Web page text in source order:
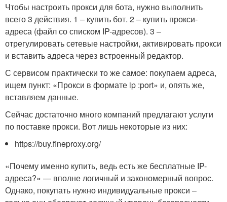
Чтобы настроить прокси для бота, нужно выполнить
всего 3 действия. 1 – купить бот. 2 – купить прокси-
адреса (файл со списком IP-адресов). 3 –
отрегулировать сетевые настройки, активировать прокси
и вставить адреса через встроенный редактор.
С сервисом практически то же самое: покупаем адреса,
ищем пункт: «Прокси в формате ip :port» и, опять же,
вставляем данные.
Сейчас достаточно много компаний предлагают услуги
по поставке прокси. Вот лишь некоторые из них:
https://buy.fineproxy.org/
«Почему именно купить, ведь есть же бесплатные IP-
адреса?» — вполне логичный и закономерный вопрос.
Однако, покупать нужно индивидуальные прокси –